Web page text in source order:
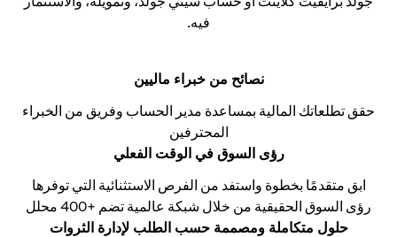
فيه.
نصائح من خبراء ماليين
حقق تطلعاتك المالية بمساعدة مدير الحساب وفريق من الخبراء
المحترفين
رؤى السوق في الوقت الفعلي
ابق متقدمًا بخطوة واستفد من الفرص الاستثنائية التي توفرها
رؤى السوق الحقيقية من خلال شبكة عالمية تضم +400 محلل
حلول متكاملة ومصممة حسب الطلب لإدارة الثروات